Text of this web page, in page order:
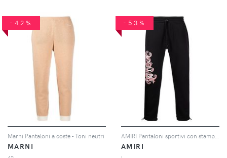
-42%
Marni Pantaloni a coste - Toni neutri
MARNI
-53%
AMIRI Pantaloni sportivi con stampa paisley - Nero
AMIRI